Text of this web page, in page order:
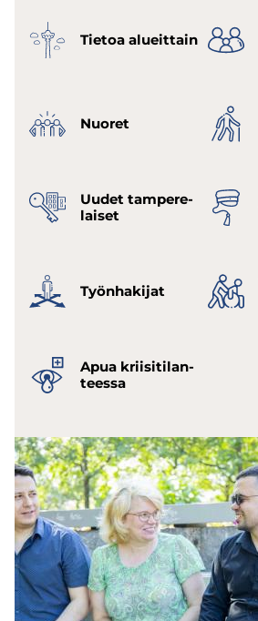
Tie­toa alueit­tain
Nuo­ret
Uudet tam­pe­re­
lai­set
Työn­ha­ki­jat
Apua krii­si­ti­lan­
tees­sa